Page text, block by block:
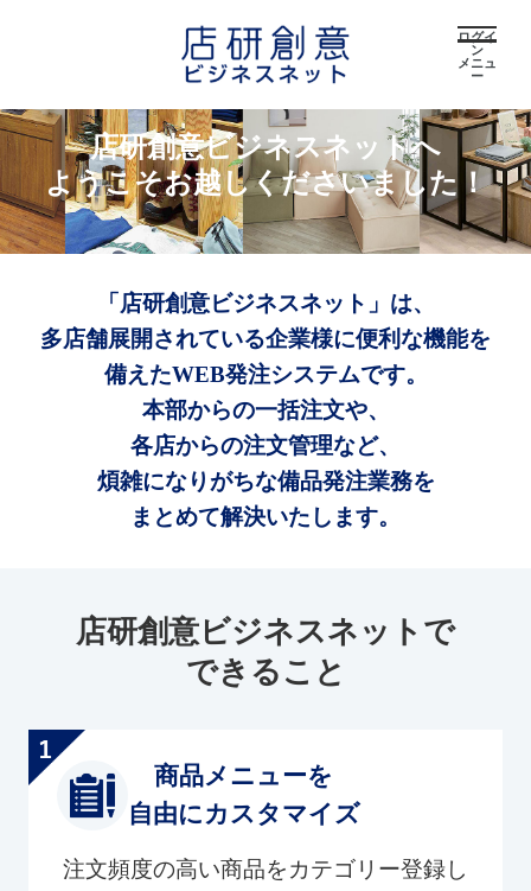
ログイ
ン
メニュ
ー
店研創意ビジネスネットへ
ようこそお越しくださいました！
「店研創意ビジネスネット」は、
多店舗展開されている企業様に便利な機能を
備えたWEB発注システムです。
本部からの一括注文や、
各店からの注文管理など、
煩雑になりがちな備品発注業務を
まとめて解決いたします。
店研創意ビジネスネットで
できること
商品メニューを
自由にカスタマイズ
注文頻度の高い商品をカテゴリー登録し